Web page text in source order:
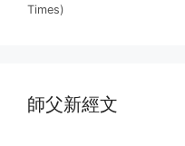
Times)
師父新經文